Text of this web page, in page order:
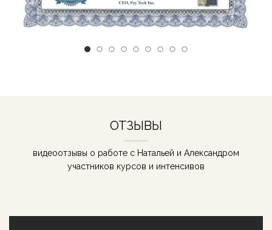
ОТЗЫВЫ
видеоотзывы о работе с Натальей и Александром
участников курсов и интенсивов